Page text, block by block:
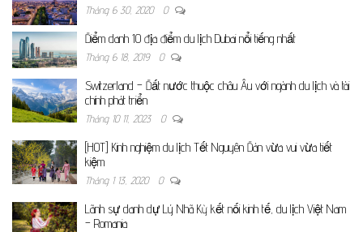
Tháng 6 30, 2020 0
Điểm danh 10 địa điểm du lịch Dubai nổi tiếng nhất
Tháng 6 18, 2019 0
Switzerland – Đất nước thuộc châu Âu với ngành du lịch và tài
chính phát triển
Tháng 10 11, 2023 0
[HOT] Kinh nghiệm du lịch Tết Nguyên Đán vừa vui vừa tiết
kiệm
Tháng 1 13, 2020 0
Lãnh sự danh dự Lý Nhã Kỳ kết nối kinh tế, du lịch Việt Nam
– Romania